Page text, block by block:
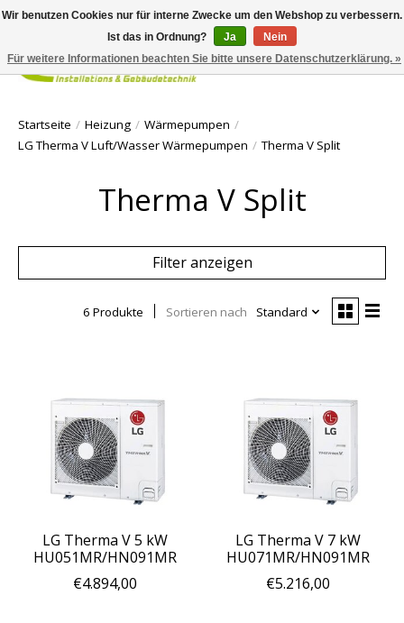
Ihr
Startseite / Heizung / Wärmepumpen /
LG Therma V Luft/Wasser Wärmepumpen / Therma V Split
Therma V Split
Filter anzeigen
6 Produkte Sortieren nach Standard
LG Therma V 5 kW
HU051MR/HN091MR
€4.894,00
LG Therma V 7 kW
HU071MR/HN091MR
€5.216,00
Wir benutzen Cookies nur für interne Zwecke um den Webshop zu verbessern.
Ist das in Ordnung?
Ja
Nein
Für weitere Informationen beachten Sie bitte unsere Datenschutzerklärung. »